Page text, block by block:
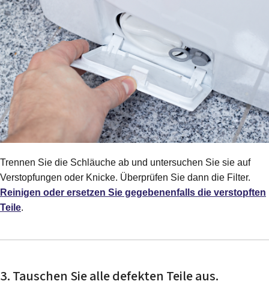
Trennen Sie die Schläuche ab und untersuchen Sie sie auf
Verstopfungen oder Knicke. Überprüfen Sie dann die Filter.
Reinigen oder ersetzen Sie gegebenenfalls die verstopften
Teile.
3. Tauschen Sie alle defekten Teile aus.